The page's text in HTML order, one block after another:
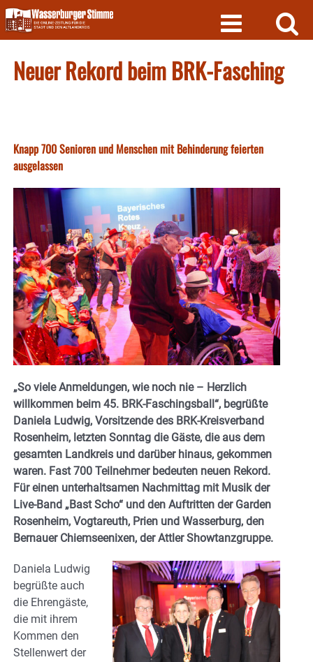
Skip
to
content
Neuer Rekord beim BRK-Fasching
Knapp 700 Senioren und Menschen mit Behinderung feierten
ausgelassen
„So viele Anmeldungen, wie noch nie – Herzlich
willkommen beim 45. BRK-Faschingsball“, begrüßte
Daniela Ludwig, Vorsitzende des BRK-Kreisverband
Rosenheim, letzten Sonntag die Gäste, die aus dem
gesamten Landkreis und darüber hinaus, gekommen
waren. Fast 700 Teilnehmer bedeuten neuen Rekord.
Für einen unterhaltsamen Nachmittag mit Musik der
Live-Band „Bast Scho“ und den Auftritten der Garden
Rosenheim, Vogtareuth, Prien und Wasserburg, den
Bernauer Chiemseenixen, der Attler Showtanzgruppe.
Daniela Ludwig
begrüßte auch
die Ehrengäste,
die mit ihrem
Kommen den
Stellenwert der